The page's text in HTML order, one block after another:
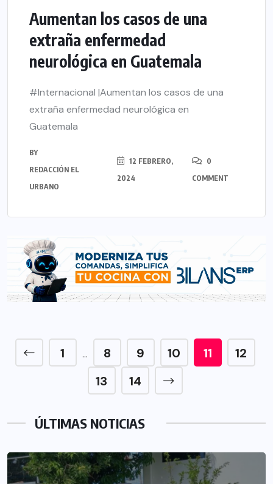
Aumentan los casos de una
extraña enfermedad
neurológica en Guatemala
#Internacional |Aumentan los casos de una
extraña enfermedad neurológica en
Guatemala
BY
REDACCIÓN EL
URBANO
12 FEBRERO,
2024
0
COMMENT
1 … 8 9 10 11
12
13
14
ÚLTIMAS NOTICIAS